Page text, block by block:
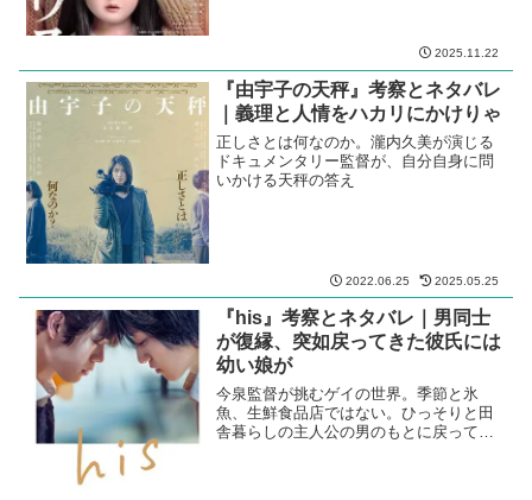
2025.11.22
『由宇子の天秤』考察とネタバレ
｜義理と人情をハカリにかけりゃ
正しさとは何なのか。瀧内久美が演じる
ドキュメンタリー監督が、自分自身に問
いかける天秤の答え
2022.06.25 2025.05.25
『his』考察とネタバレ｜男同士
が復縁、突如戻ってきた彼氏には
幼い娘が
今泉監督が挑むゲイの世界。季節と氷
魚、生鮮食品店ではない。ひっそりと田
舎暮らしの主人公の男のもとに戻ってき